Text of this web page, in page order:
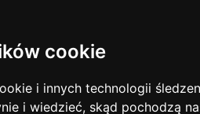
cookie
i innych technologii
i wiedzieć, skąd pochodzą